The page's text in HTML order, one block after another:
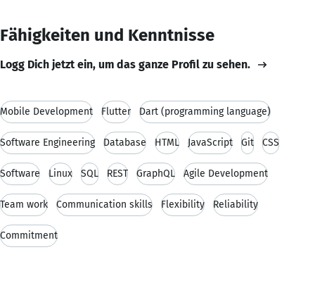
Fähigkeiten und Kenntnisse
Logg Dich jetzt ein, um das ganze Profil zu sehen.
Mobile Development Flutter Dart (programming language)
Software Engineering Database HTML JavaScript Git CSS
Software Linux SQL REST GraphQL Agile Development
Team work Communication skills Flexibility Reliability
Commitment